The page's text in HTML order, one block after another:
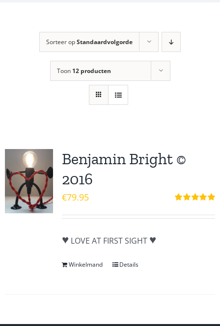
Sorteer opStandaardvolgorde
Toon 12 producten
Benjamin Bright ©
2016
5.00uit 5
€79.95
♥ LOVE AT FIRST SIGHT ♥
Winkelmand Details